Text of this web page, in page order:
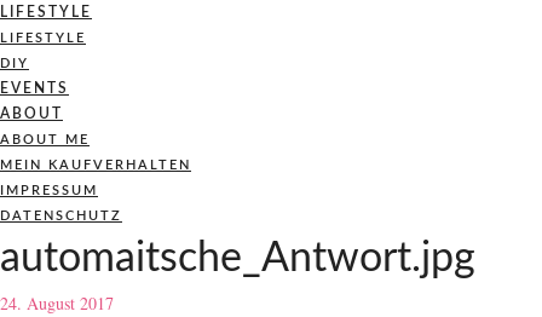
LIFESTYLE
LIFESTYLE
DIY
EVENTS
ABOUT
ABOUT ME
MEIN KAUFVERHALTEN
IMPRESSUM
DATENSCHUTZ
automaitsche_Antwort.jpg
24. August 2017